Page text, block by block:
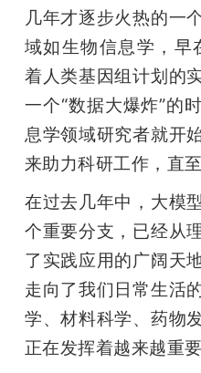
公
开
课
活
动
中
几年才逐步火热的一
域如生物信息学，
着人类基因组计划的
一个“数据大爆炸”的
息学领域研究者就开
来助力科研工作，直至
在过去几年中，大模
个重要分支，已经从
了实践应用的广阔天
走向了我们日常生活
学、材料科学、药物
正在发挥着越来越重要